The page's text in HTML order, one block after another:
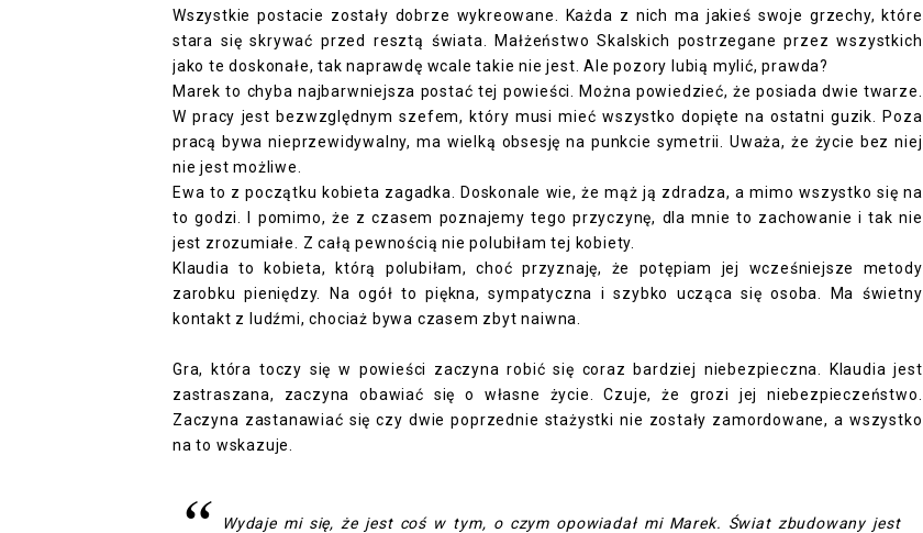
Wszystkie postacie zostały dobrze wykreowane. Każda z nich ma jakieś swoje grzechy, które
stara się skrywać przed resztą świata. Małżeństwo Skalskich postrzegane przez wszystkich
jako te doskonałe, tak naprawdę wcale takie nie jest. Ale pozory lubią mylić, prawda?
Marek to chyba najbarwniejsza postać tej powieści. Można powiedzieć, że posiada dwie twarze.
W pracy jest bezwzględnym szefem, który musi mieć wszystko dopięte na ostatni guzik. Poza
pracą bywa nieprzewidywalny, ma wielką obsesję na punkcie symetrii. Uważa, że życie bez niej
nie jest możliwe.
Ewa to z początku kobieta zagadka. Doskonale wie, że mąż ją zdradza, a mimo wszystko się na
to godzi. I pomimo, że z czasem poznajemy tego przyczynę, dla mnie to zachowanie i tak nie
jest zrozumiałe. Z całą pewnością nie polubiłam tej kobiety.
Klaudia to kobieta, którą polubiłam, choć przyznaję, że potępiam jej wcześniejsze metody
zarobku pieniędzy. Na ogół to piękna, sympatyczna i szybko ucząca się osoba. Ma świetny
kontakt z ludźmi, chociaż bywa czasem zbyt naiwna.
Gra, która toczy się w powieści zaczyna robić się coraz bardziej niebezpieczna. Klaudia jest
zastraszana, zaczyna obawiać się o własne życie. Czuje, że grozi jej niebezpieczeństwo.
Zaczyna zastanawiać się czy dwie poprzednie stażystki nie zostały zamordowane, a wszystko
na to wskazuje.
Wydaje mi się, że jest coś w tym, o czym opowiadał mi Marek. Świat zbudowany jest